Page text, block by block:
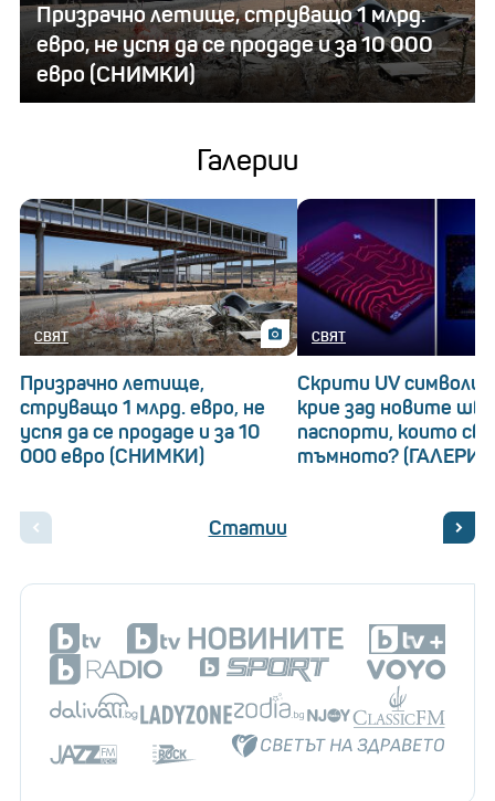
Призрачно летище, струващо 1 млрд.
евро, не успя да се продаде и за 10 000
евро (СНИМКИ)
Галерии
СВЯТ
Призрачно летище,
струващо 1 млрд. евро, не
успя да се продаде и за 10
000 евро (СНИМКИ)
СВЯТ
Скрити UV символи:
крие зад новите
паспорти, които
тъмното?
Статии